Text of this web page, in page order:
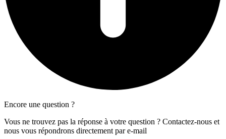
Encore une question ?
Vous ne trouvez pas la réponse à votre question ? Contactez-nous et
nous vous répondrons directement par e-mail